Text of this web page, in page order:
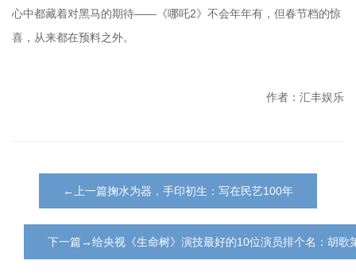
心中都藏着对黑马的期待——《哪吒2》不会年年有，但春节档的惊
喜，从来都在预料之外。
作者：汇丰娱乐
←上一篇掬水为器，手印初生：写在民艺100年
下一篇→给央视《生命树》演技最好的10位演员排个名：胡歌